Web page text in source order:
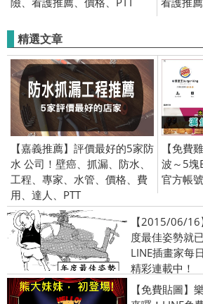
精選文章
【嘉義推薦】評價最好的5家防
水 公司！壁癌、抓漏、防水、
工程、專家、水管、價格、費
用、達人、PTT
【免費
波～5塊
官方帳
【2015/06/
度最佳姿勢就
LINE插畫家每
精彩連載中！
【免費貼圖】